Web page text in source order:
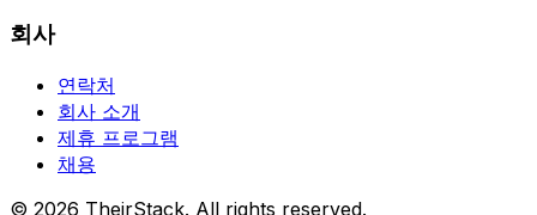
회사
연락처
회사 소개
제휴 프로그램
채용
© 2026 TheirStack. All rights reserved.